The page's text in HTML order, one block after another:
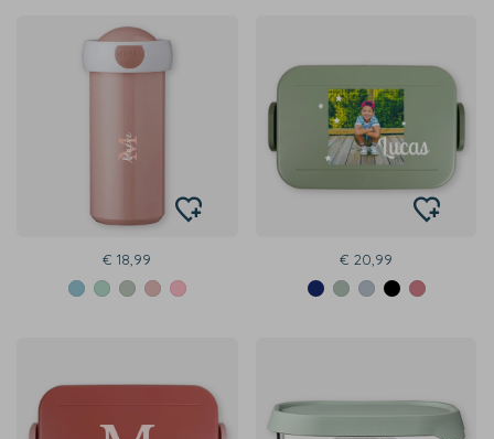
€ 18,99 € 20,99